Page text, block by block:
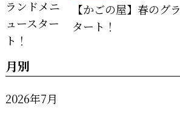
【かごの屋】春のグ
タート！
月別
2026年7月